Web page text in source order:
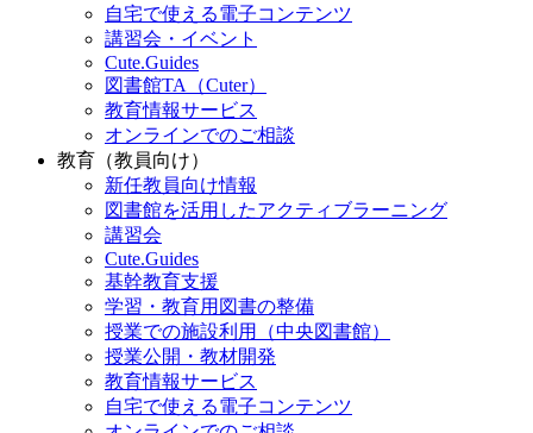
自宅で使える電子コンテンツ
講習会・イベント
Cute.Guides
図書館TA（Cuter）
教育情報サービス
オンラインでのご相談
教育（教員向け）
新任教員向け情報
図書館を活用したアクティブラーニング
講習会
Cute.Guides
基幹教育支援
学習・教育用図書の整備
授業での施設利用（中央図書館）
授業公開・教材開発
教育情報サービス
自宅で使える電子コンテンツ